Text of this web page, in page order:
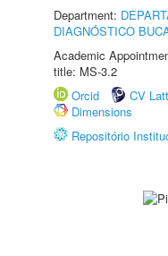
Department:
DIAGNÓSTICO
Academic
title: MS-3.2
Orcid
CV
Dimensions
Repositório